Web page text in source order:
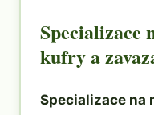
Specializace
kufry a
Specializace na